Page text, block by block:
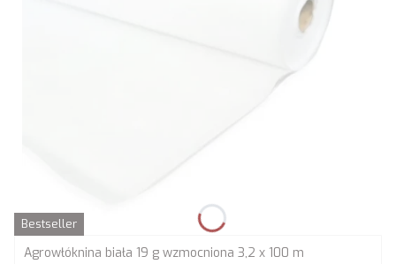
Bestseller
Agrowłóknina biała 19 g wzmocniona 3,2 x 100 m